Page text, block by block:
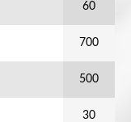
60
700
500
30